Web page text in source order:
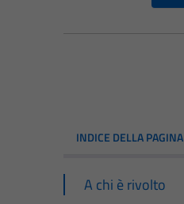
INDICE DELLA PAGINA
A chi è rivolto